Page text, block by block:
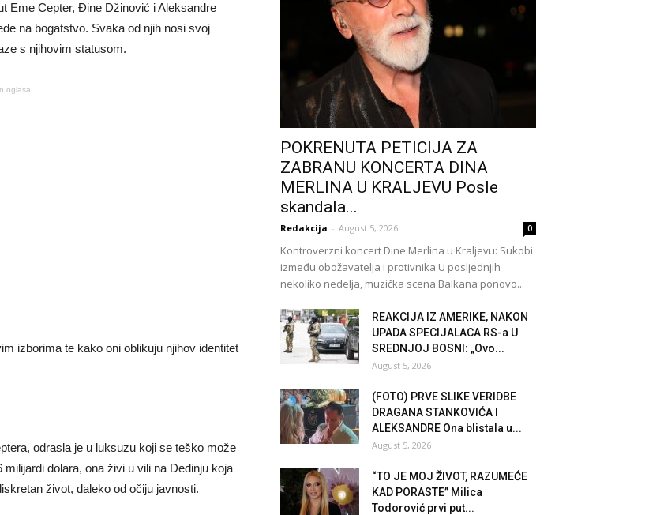
Eme Cepter, Đine Džinović i Aleksandre
na bogatstvo. Svaka od njih nosi svoj
s njihovim statusom.
oglasa
izborima te kako oni oblikuju njihov identitet
odrasla je u luksuzu koji se teško može
dolara, ona živi u vili na Dedinju koja
život, daleko od očiju javnosti.
POKRENUTA PETICIJA ZA
ZABRANU KONCERTA DINA
MERLINA U KRALJEVU Posle
skandala...
Redakcija - August 5, 2026 0
Kontroverzni koncert Dine Merlina u Kraljevu: Sukobi
između obožavatelja i protivnika U posljednjih
nekoliko nedelja, muzička scena Balkana ponovo...
REAKCIJA IZ AMERIKE, NAKON
UPADA SPECIJALACA RS-a U
SREDNJOJ BOSNI: „Ovo...
August 5, 2026
(FOTO) PRVE SLIKE VERIDBE
DRAGANA STANKOVIĆA I
ALEKSANDRE Ona blistala u...
August 5, 2026
“TO JE MOJ ŽIVOT, RAZUMEĆE
KAD PORASTE” Milica
Todorović prvi put...